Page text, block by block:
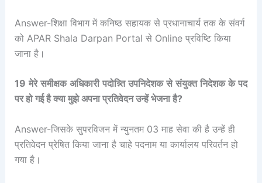
Answer-शिक्षा विभाग में कनिष्ठ सहायक से प्रधानाचार्य तक के संवर्ग
को APAR Shala Darpan Portal से Online प्रविष्टि किया
जाना है।
19 मेरे समीक्षक अधिकारी पदोन्न्ति उपनिदेशक से संयुक्त निदेशक के पद
पर हो गई है क्या मुझे अपना प्रतिवेदन उन्हें भेजना है?
Answer-जिसके सुपरविजन में न्युनतम 03 माह सेवा की है उन्हें ही
प्रतिवेदन प्रेषित किया जाना है चाहे पदनाम या कार्यालय परिवर्तन हो
गया है।